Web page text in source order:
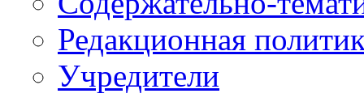
Редакционная
Учредители